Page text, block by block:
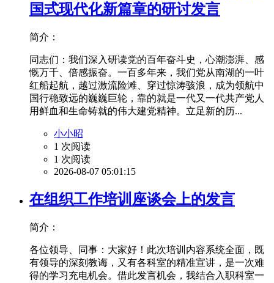
国式现代化新篇章的研讨发言
简介：
同志们：我们深入研读党的百年奋斗史，心潮澎湃、感
慨万千、倍感振奋。一百多年来，我们党从南湖的一叶
红船起航，越过激流险滩、穿过惊涛骇浪，成为领航中
国行稳致远的巍巍巨轮，靠的就是一代又一代共产党人
用鲜血和生命铸就的伟大建党精神。立足新的历...
小小昭
1 次阅读
1 次阅读
2026-08-07 05:01:15
在组织工作培训座谈会上的发言
简介：
各位领导、同事：大家好！此次培训内容系统全面，既
有领导的深刻教诲，又有各科室的精准宣讲，是一次难
得的学习充电机会。借此发言机会，我结合入职科室一